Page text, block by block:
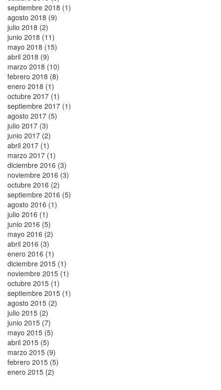
septiembre 2018 (1)
agosto 2018 (9)
julio 2018 (2)
junio 2018 (11)
mayo 2018 (15)
abril 2018 (9)
marzo 2018 (10)
febrero 2018 (8)
enero 2018 (1)
octubre 2017 (1)
septiembre 2017 (1)
agosto 2017 (5)
julio 2017 (3)
junio 2017 (2)
abril 2017 (1)
marzo 2017 (1)
diciembre 2016 (3)
noviembre 2016 (3)
octubre 2016 (2)
septiembre 2016 (5)
agosto 2016 (1)
julio 2016 (1)
junio 2016 (5)
mayo 2016 (2)
abril 2016 (3)
enero 2016 (1)
diciembre 2015 (1)
noviembre 2015 (1)
octubre 2015 (1)
septiembre 2015 (1)
agosto 2015 (2)
julio 2015 (2)
junio 2015 (7)
mayo 2015 (5)
abril 2015 (5)
marzo 2015 (9)
febrero 2015 (5)
enero 2015 (2)